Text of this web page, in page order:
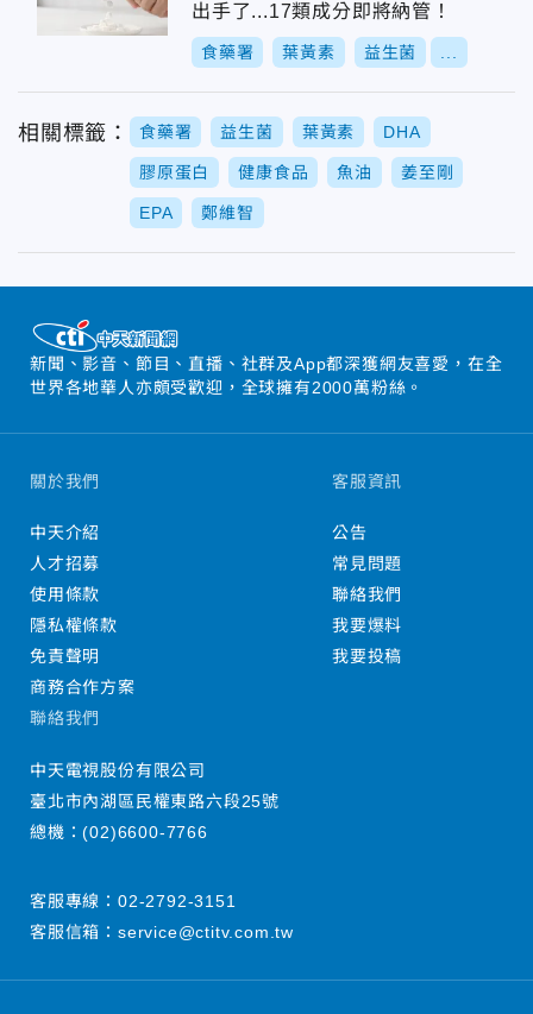
出手了...17類成分即將納管！
食藥署 葉黃素 益生菌
相關標籤： 食藥署 益生菌 葉黃素 DHA
膠原蛋白 健康食品 魚油 姜至剛
EPA 鄭維智
新聞、影音、節目、直播、社群及App都深獲網友喜愛，在全
世界各地華人亦頗受歡迎，全球擁有2000萬粉絲。
關於我們
中天介紹
人才招募
使用條款
隱私權條款
免責聲明
商務合作方案
客服資訊
公告
常見問題
聯絡我們
我要爆料
我要投稿
聯絡我們
中天電視股份有限公司
臺北市內湖區民權東路六段25號
總機：(02)6600-7766
客服專線： 02-2792-3151
客服信箱： service@ctitv.com.tw